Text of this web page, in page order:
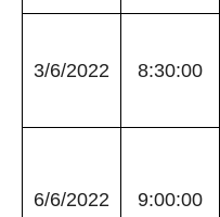
3/6/2022 8:30:00
6/6/2022 9:00:00